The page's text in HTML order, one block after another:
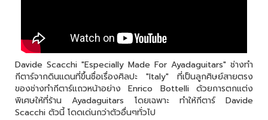
Davide Scacchi "Especially Made For Ayadaguitars" ช่างทำ
กีตาร์จากดินแดนที่ขึ้นชื่อเรื่องศิลปะ "Italy" ที่เป็นลูกศิษย์สายตรง
ของช่างทำกีตาร์แถวหน้าอย่าง Enrico Bottelli ด้วยการตกแต่ง
พิเศษให้ที่ร้าน Ayadaguitars โดยเฉพาะ ทำให้กีตาร์ Davide
Scacchi ตัวนี้ โดดเด่นกว่าตัวอื่นๆทั่วไป